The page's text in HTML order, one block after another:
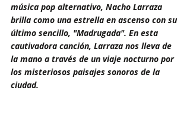
música pop alternativo, Nacho Larraza
brilla como una estrella en ascenso con su
último sencillo, "Madrugada". En esta
cautivadora canción, Larraza nos lleva de
la mano a través de un viaje nocturno por
los misteriosos paisajes sonoros de la
ciudad.